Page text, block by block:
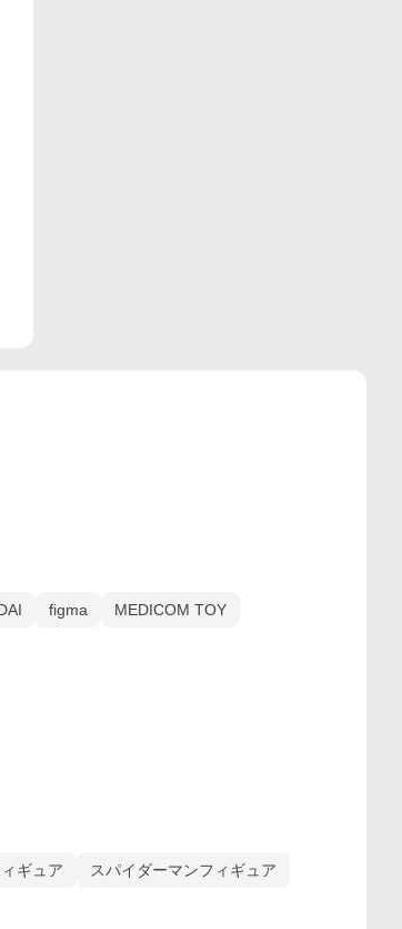
figma MEDICOM TOY
ギュア
スパイダーマンフィギュア